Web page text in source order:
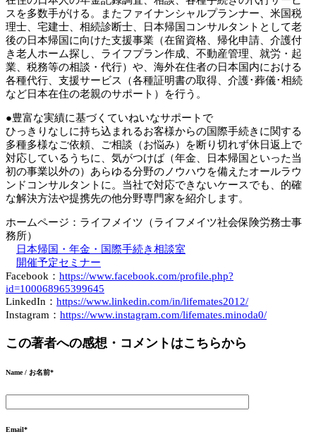
スを多数手がける。またファイナンシャルプランナー、米国税
理士、宅建士、相続診断士、日本帰国コンサルタントとして老
後の日本帰国に向けた支援事業（在留資格、帰化申請、介護付
き老人ホーム探し、ライフプラン作成、不動産管理、就労・起
業、税務等の相談・代行）や、海外在住者の日本国内における
各種代行、支援サービス（各種証明書の取得、介護･葬儀･相続
など日本在住の老親のサポート）を行う。
●豊富な実績に基づくていねいなサポートで
ひっきりなしに持ち込まれるお客様からの国際手続きに関する
多種多様なご依頼、ご相談（お悩み）を断り切れず休日返上で
対応しているうちに、気がつけば（年金、日本帰国といった当
初の事業以外の）あらゆる分野のノウハウを備えたオールラウ
ンドコンサルタントに。当社で対応できないケースでも、的確
な解決方法や提携先の他分野専門家を紹介します。
ホームページ：ライフメイツ（ライフメイツ社会保険労務士事
務所）
日本帰国・年金・国際手続き相談室
開催予定セミナー
Facebook： https://www.facebook.com/profile.php?
id=100068965399645
LinkedIn： https://www.linkedin.com/in/lifemates2012/
Instagram： https://www.instagram.com/lifemates.minoda0/
この著者への感想・コメントはこちらから
Name / お名前*
Email*